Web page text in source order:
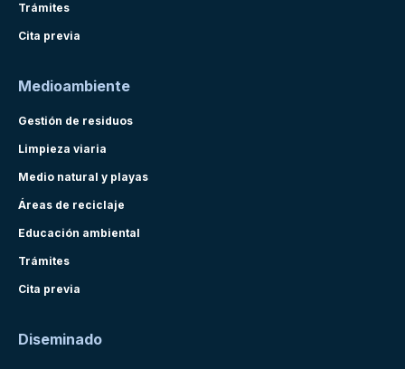
Trámites
Cita previa
Medioambiente
Gestión de residuos
Limpieza viaria
Medio natural y playas
Áreas de reciclaje
Educación ambiental
Trámites
Cita previa
Diseminado